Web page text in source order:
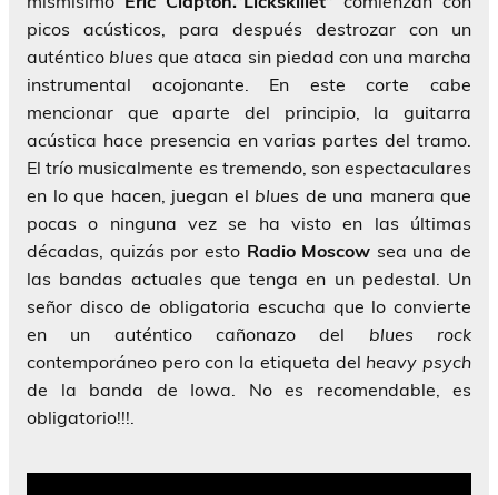
picos acústicos, para después destrozar con un
auténtico blues que ataca sin piedad con una marcha
instrumental acojonante. En este corte cabe
mencionar que aparte del principio, la guitarra
acústica hace presencia en varias partes del tramo.
El trío musicalmente es tremendo, son espectaculares
en lo que hacen, juegan el blues de una manera que
pocas o ninguna vez se ha visto en las últimas
décadas, quizás por esto Radio Moscow sea una de
las bandas actuales que tenga en un pedestal. Un
señor disco de obligatoria escucha que lo convierte
en un auténtico cañonazo del blues rock
contemporáneo pero con la etiqueta del heavy psych
de la banda de Iowa. No es recomendable, es
obligatorio!!!.